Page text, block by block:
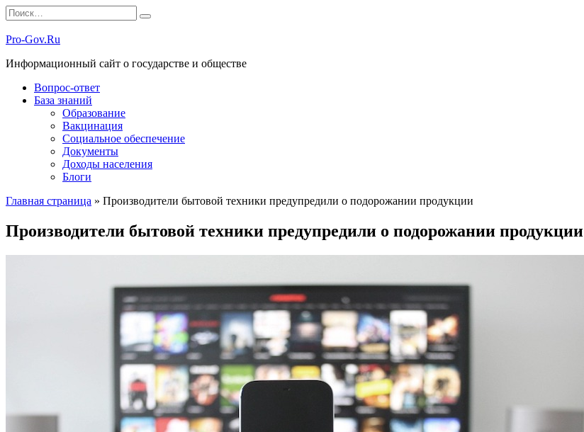
Перейти
к
содержанию
Search
for:
Pro-Gov.Ru
Информационный сайт о государстве и обществе
Вопрос-ответ
База знаний
Образование
Вакцинация
Социальное обеспечение
Документы
Доходы населения
Блоги
Главная страница » Производители бытовой техники предупредили о подорожании продукции
Производители бытовой техники предупредили о подорожании продукции